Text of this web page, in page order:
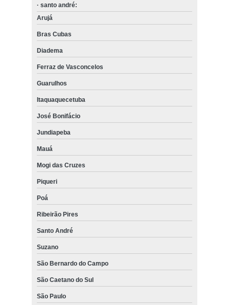
· santo andré:
Arujá
Bras Cubas
Diadema
Ferraz de Vasconcelos
Guarulhos
Itaquaquecetuba
José Bonifácio
Jundiapeba
Mauá
Mogi das Cruzes
Piqueri
Poá
Ribeirão Pires
Santo André
Suzano
São Bernardo do Campo
São Caetano do Sul
São Paulo